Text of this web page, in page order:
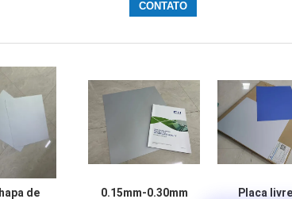
de 0.15mm-0.30mm Placa